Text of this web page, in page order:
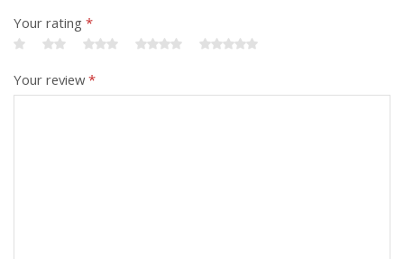
Your rating *
Your review*